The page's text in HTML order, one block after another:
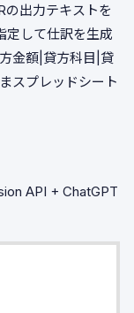
の出力テキストを
定して仕訳を生成
金額|貸方科目|貸
スプレッドシート
API + ChatGPT